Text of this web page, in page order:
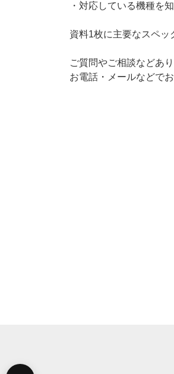
・対応している機種を
資料1枚に主要なスペッ
ご質問やご相談などあ
お電話・メールなどで